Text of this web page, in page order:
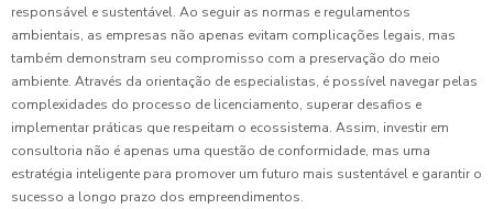
responsável e sustentável. Ao seguir as normas e regulamentos
ambientais, as empresas não apenas evitam complicações legais, mas
também demonstram seu compromisso com a preservação do meio
ambiente. Através da orientação de especialistas, é possível navegar pelas
complexidades do processo de licenciamento, superar desafios e
implementar práticas que respeitam o ecossistema. Assim, investir em
consultoria não é apenas uma questão de conformidade, mas uma
estratégia inteligente para promover um futuro mais sustentável e garantir o
sucesso a longo prazo dos empreendimentos.